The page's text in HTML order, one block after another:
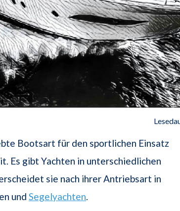
Bootsart für den sportlichen Einsatz
Es gibt Yachten in unterschiedlichen
sie nach ihrer Antriebsart in
und Segelyachten.